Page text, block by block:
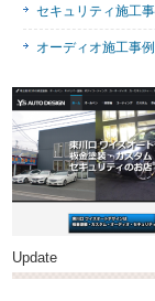
セキュリティ施工
オーディオ施工事例
Update